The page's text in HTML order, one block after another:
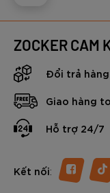
ZOCKER CAM
Đổi trả
Giao hàng
Hỗ trợ 24/7
Kết nối: